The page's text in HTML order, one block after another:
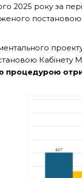
2025 року за
постановою
Кабінету
процедурою